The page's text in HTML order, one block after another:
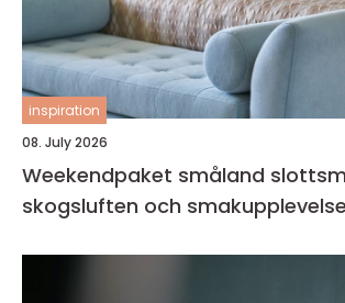
inspiration
08. July 2026
Weekendpaket småland slottsmiljö,
skogsluften och